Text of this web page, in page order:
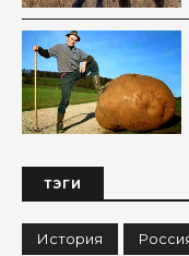
ТЭГИ
История